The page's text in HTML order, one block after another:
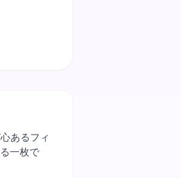
あるフィ
一枚で